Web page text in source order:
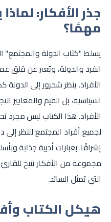
جذر الأفكار:
مهمًا؟
يسلط "كتاب الدولة
الفرد والدولة، ويُعبر عن
الأفراد. ينظر شحرور إلى
السياسية، بل القيم والمعايير
الأفراد. هذا الكتاب ليس
لجميع أفراد المجتمع للنظر
إشراقًا. بعبارات أدبية جذابة
مجموعة من الأفكار تتيح
التي تمثل السائد.
هيكل الكتاب